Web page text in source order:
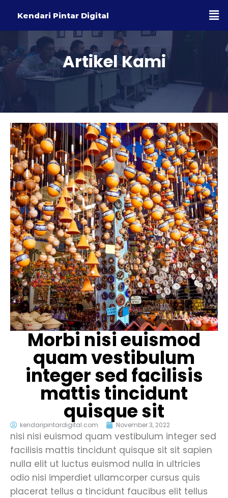
Kendari Pintar Digital
Artikel Kami
Morbi nisi euismod
quam vestibulum
integer sed facilisis
mattis tincidunt
quisque sit
kendaripintardigital.com November 3, 2022
nisi nisi euismod quam vestibulum integer sed
facilisis mattis tincidunt quisque sit sit sapien
nulla elit ut luctus euismod nulla in ultricies
odio nisi imperdiet ullamcorper cursus quis
placerat tellus a tincidunt faucibus elit tellus